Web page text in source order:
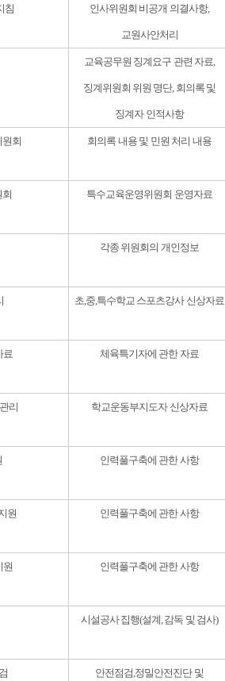
침 인사위원회 비공개 의결사항,
교원사안처리
교육공무원 징계요구 관련 자료,
징계위원회 위원 명단, 회의록 및
징계자 인적사항
회 회의록 내용 및 민원 처리 내용
특수교육운영위원회 운영자료
각종 위원회의 개인정보
초,중,특수학교 스포츠강사 신상자료
료 체육특기자에 관한 자료
리 학교운동부지도자 신상자료
인력풀구축에 관한 사항
원 인력풀구축에 관한 사항
원 인력풀구축에 관한 사항
시설공사 집행(설계, 감독 및 검사)
안전점검,정밀안전진단 및